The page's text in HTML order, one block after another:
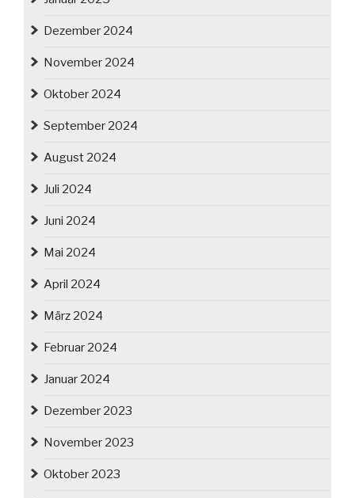
Dezember 2024
November 2024
Oktober 2024
September 2024
August 2024
Juli 2024
Juni 2024
Mai 2024
April 2024
März 2024
Februar 2024
Januar 2024
Dezember 2023
November 2023
Oktober 2023